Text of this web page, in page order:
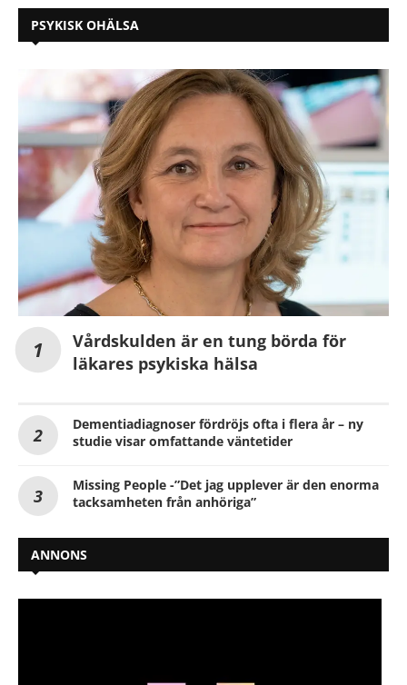
PSYKISK OHÄLSA
Vårdskulden är en tung börda för
läkares psykiska hälsa
Dementiadiagnoser fördröjs ofta i flera år – ny
studie visar omfattande väntetider
Missing People -”Det jag upplever är den enorma
tacksamheten från anhöriga”
ANNONS